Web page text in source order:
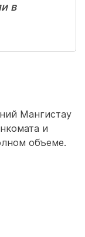
в
Мангистау
и
объеме.